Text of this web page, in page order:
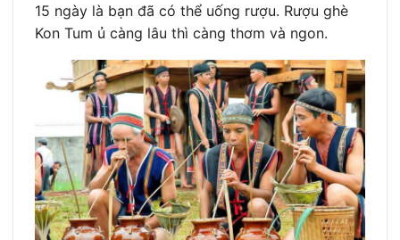
15 ngày là bạn đã có thể uống rượu. Rượu ghè
Kon Tum ủ càng lâu thì càng thơm và ngon.